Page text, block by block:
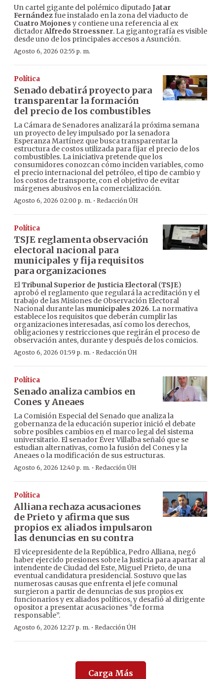
Un cartel gigante del polémico diputado Jatar
Fernándezfue instalado en la zona del viaducto de
Cuatro Mojones y contiene una referencia al ex
dictadorAlfredo Stroessner. La gigantografía es visible
desde uno de los principales accesos a Asunción.
Agosto 6, 2026 02:55 p. m.
Política
Senado debatirá proyecto para
transparentar la formación
del precio de los combustibles
La Cámara de Senadores analizará la próxima semana
un proyecto de ley impulsado por la senadora
Esperanza Martínez que busca transparentar la
estructura de costos utilizada para fijar el precio de los
combustibles. La iniciativa pretende que los
consumidores conozcan cómo inciden variables, como
el precio internacional del petróleo, el tipo de cambio y
los costos de transporte, con el objetivo de evitar
márgenes abusivos en la comercialización.
Agosto 6, 2026 02:00 p. m. · Redacción ÚH
Política
TSJE reglamenta observación
electoral nacional para
municipales y fija requisitos
para organizaciones
ElTribunal Superior de Justicia Electoral(TSJE)
aprobó el reglamento que regulará la acreditación y el
trabajo de las Misiones de Observación Electoral
Nacional durante las municipales 2026. La normativa
establece los requisitos que deberán cumplir las
organizaciones interesadas, así como los derechos,
obligaciones y restricciones que regirán el proceso de
observación antes, durante y después de los comicios.
Agosto 6, 2026 01:59 p. m. · Redacción ÚH
Política
Senado analiza cambios en
Cones y Aneaes
La Comisión Especial del Senado que analiza la
gobernanza de la educación superior inició el debate
sobre posibles cambios en el marco legal del sistema
universitario. El senador Éver Villalba señaló que se
estudian alternativas, como la fusión del Cones y la
Aneaes o la modificación de sus estructuras.
Agosto 6, 2026 12:40 p. m. · Redacción ÚH
Política
Alliana rechaza acusaciones
de Prieto y afirma que sus
propios ex aliados impulsaron
las denuncias en su contra
El vicepresidente de la República, Pedro Alliana, negó
haber ejercido presiones sobre la Justicia para apartar al
intendente de Ciudad del Este, Miguel Prieto, de una
eventual candidatura presidencial. Sostuvo que las
numerosas causas que enfrenta el jefe comunal
surgieron a partir de denuncias de sus propios ex
funcionarios y ex aliados políticos, y desafió al dirigente
opositor a presentar acusaciones “de forma
responsable”.
Agosto 6, 2026 12:27 p. m. · Redacción ÚH
Carga Más